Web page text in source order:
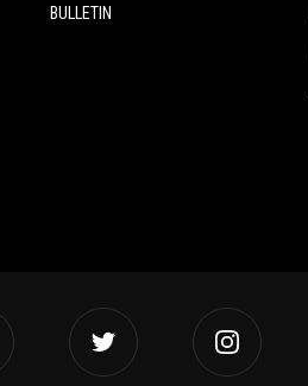
BULLETIN